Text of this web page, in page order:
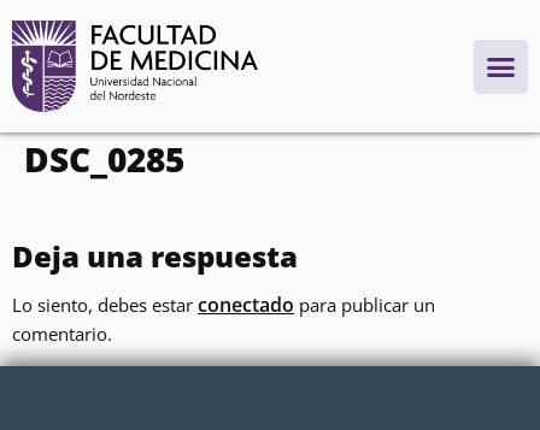
contenido
DSC_0285
Deja una respuesta
Lo siento, debes estar conectado para publicar un
comentario.